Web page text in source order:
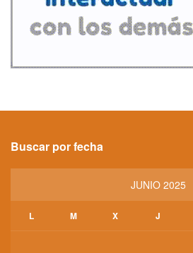
Buscar por fecha
JUNIO 2025
L M X J